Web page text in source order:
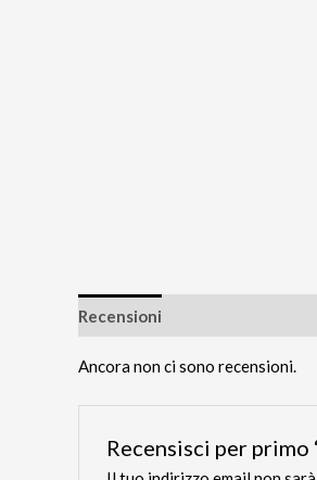
Recensioni
Ancora non ci sono recensioni.
Recensisci per